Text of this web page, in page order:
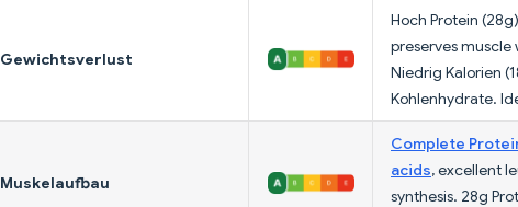
Gewichtsverlust
Hoch Protein
preserves
Niedrig Kalorien
Kohlenhydrate.
Muskelaufbau
Complete
acids, excellent
synthesis. 28g